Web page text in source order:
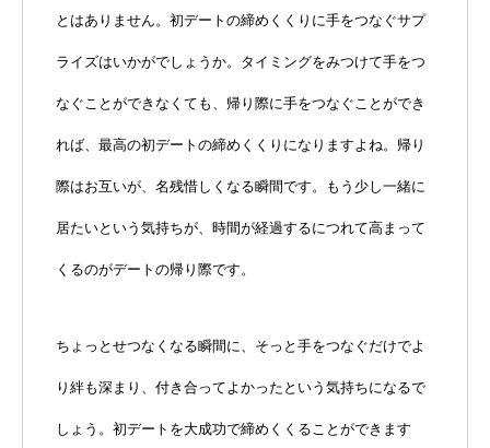
とはありません。初デートの締めくくりに手をつなぐサプ
ライズはいかがでしょうか。タイミングをみつけて手をつ
なぐことができなくても、帰り際に手をつなぐことができ
れば、最高の初デートの締めくくりになりますよね。帰り
際はお互いが、名残惜しくなる瞬間です。もう少し一緒に
居たいという気持ちが、時間が経過するにつれて高まって
くるのがデートの帰り際です。
ちょっとせつなくなる瞬間に、そっと手をつなぐだけでよ
り絆も深まり、付き合ってよかったという気持ちになるで
しょう。初デートを大成功で締めくくることができます